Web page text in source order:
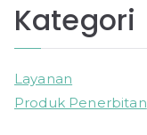
Kategori
Layanan
Produk Penerbitan